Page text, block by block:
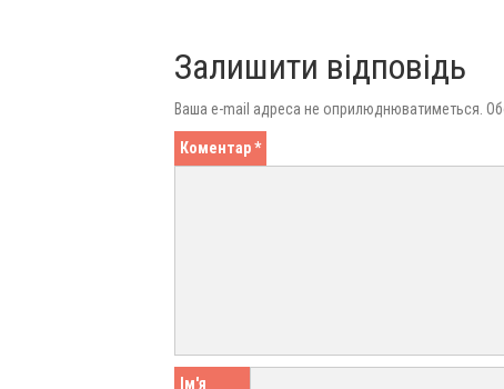
Залишити відповідь
Ваша e-mail адреса не оприлюднюватиметься.
Коментар*
Ім'я